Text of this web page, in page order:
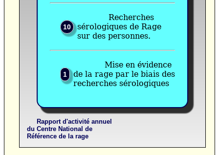
10
Recherches
sérologiques de Rage
sur des personnes.
1
Mise en évidence
de la rage par le biais des
recherches sérologiques
Rapport d'activité annuel
du Centre National de
Référence de la rage